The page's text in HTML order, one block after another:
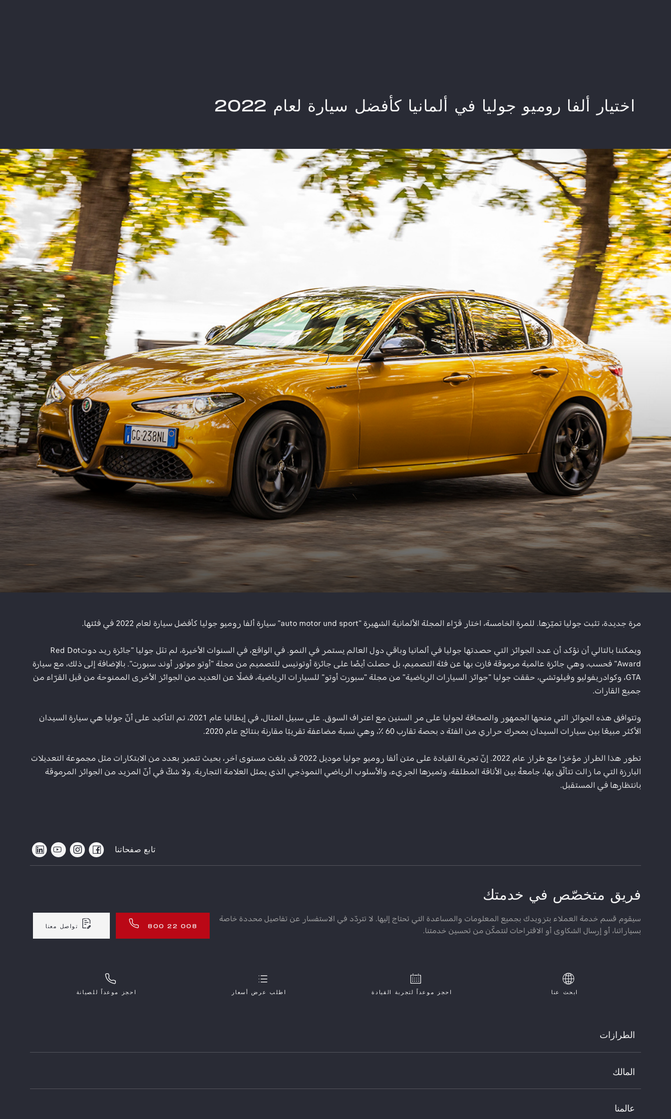
​​ اختيار ألفا روميو جوليا في ألمانيا كأفضل سيارة لعام 2022​
مرة جديدة، تثبت جوليا تميّزها. للمرة الخامسة، اختار قرّاء المجلة الألمانية الشهيرة "auto motor und sport" سيارة ألفا روميو جوليا كأفضل سيارة لعام 2022 في فئتها.​​
ويمكننا بالتالي أن نؤكد أن عدد الجوائز التي حصدتها جوليا في ألمانيا وباقي دول العالم يستمر في النمو. في الواقع، في السنوات الأخيرة، لم تنَل جوليا "جائزة ريد دوتRed Dot
Award" فحسب، وهي جائزة عالمية مرموقة فازت بها عن فئة التصميم، بل حصلت أيضًا على جائزة أوتونيس للتصميم من مجلة "أوتو موتور أوند سبورت". بالإضافة إلى ذلك، مع سيارة
GTA، وكوادريفوليو وفيلوتشي، حققت جوليا "جوائز السيارات الرياضية" من مجلة "سبورت أوتو" للسيارات الرياضية، فضلًا عن العديد من الجوائز الأخرى الممنوحة من قبل القرّاء من
جميع القارات.​ ​
وتتوافق هذه الجوائز التي منحها الجمهور والصحافة لجوليا على مر السنين مع اعتراف السوق. على سبيل المثال، في إيطاليا عام 2021، تم التأكيد على أنّ جوليا هي سيارة السيدان
الأكثر مبيعًا بين سيارات السيدان بمحرك حراري من الفئة د بحصة تقارب 60 ٪، وهي نسبة مضاعفة تقريبًا مقارنة بنتائج عام 2020.​​
تطور هذا الطراز مؤخرًا مع طراز عام 2022. إنّ تجربة القيادة على متن ألفا روميو جوليا موديل 2022 قد بلغت مستوى آخر، بحيث تتميز بعدد من الابتكارات مثل مجموعة التعديلات
البارزة التي ما زالت تتألّق بها، جامعةً بين الأناقة المطلقة، وتميزها الجريء، والأسلوب الرياضي النموذجي الذي يمثل العلامة التجارية. ولا شكّ في أنّ المزيد من الجوائز المرموقة
بانتظارها في المستقبل.​
تابع صفحاتنا
فريق متخصّص في خدمتك
سيقوم قسم خدمة العملاء بتزويدك بجميع المعلومات والمساعدة التي تحتاج إليها. لا تتردّد في الاستفسار عن تفاصيل محددة خاصة
بسياراتنا، أو إرسال الشكاوى أو الاقتراحات لنتمكّن من تحسين خدمتنا.
800 22 008 تواصل معنا
ابحث عنا احجز موعداً لتجربة القيادة اطلب عرض أسعار احجز موعداً للصيانة
الطرازات
ستلفيو
جوليا كوادريفوليو
المالك
خدمات ما بعد البيع
عالمنا